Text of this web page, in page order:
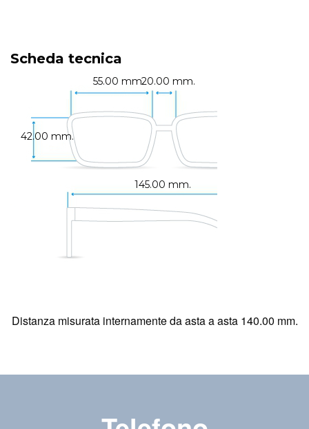
Scheda tecnica
55.00 mm.20.00 mm.
145.00 mm.
42.00 mm.
Distanza misurata internamente da asta a asta 140.00 mm.